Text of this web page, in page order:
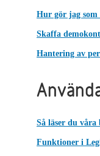
Hur gör jag
Skaffa
Hantering av
Så läser du våra
Funktioner i